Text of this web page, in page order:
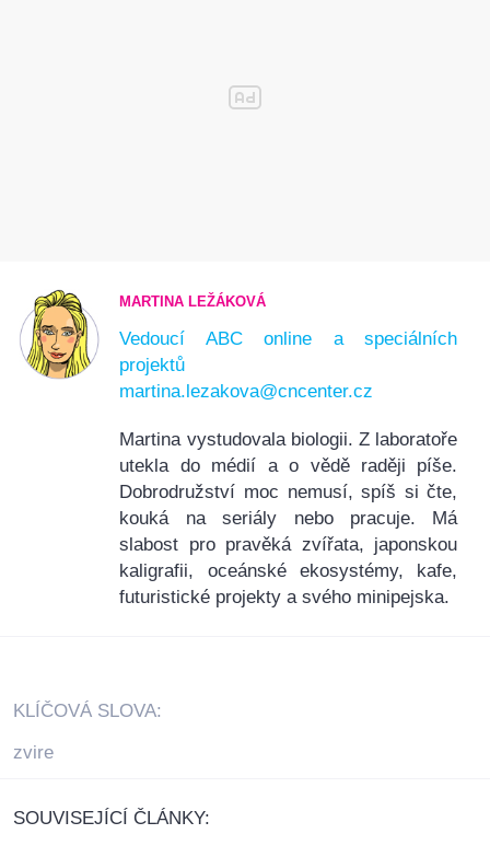
MARTINA LEŽÁKOVÁ
Vedoucí ABC online a speciálních
projektů
martina.lezakova@cncenter.cz
Martina vystudovala biologii. Z laboratoře
utekla do médií a o vědě raději píše.
Dobrodružství moc nemusí, spíš si čte,
kouká na seriály nebo pracuje. Má
slabost pro pravěká zvířata, japonskou
kaligrafii, oceánské ekosystémy, kafe,
futuristické projekty a svého minipejska.
KLÍČOVÁ SLOVA:
zvire
SOUVISEJÍCÍ ČLÁNKY: